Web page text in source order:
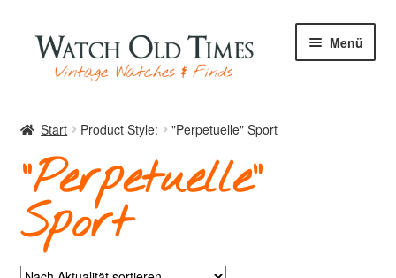
Zur
Navigation
springen
Zum
Inhalt
springen
Menü
Uhren
Start Product Style: "Perpetuelle" Sport
"Perpetuelle"
Sport